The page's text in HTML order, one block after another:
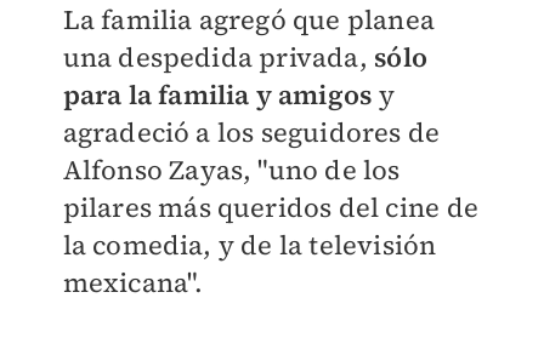
La familia agregó que planea
una despedida privada, sólo
para la familia y amigos y
agradeció a los seguidores de
Alfonso Zayas, "uno de los
pilares más queridos del cine de
la comedia, y de la televisión
mexicana".